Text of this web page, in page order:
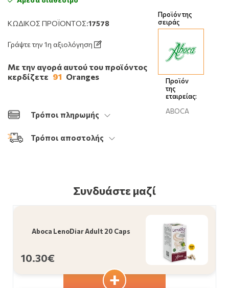
ΚΩΔΙΚΌΣ ΠΡΟΪΌΝΤΟΣ:17578
Γράψτε την 1η αξιολόγηση
Με την αγορά αυτού του προϊόντος
κερδίζετε 91 Oranges
Τρόποι πληρωμής
Τρόποι αποστολής
Προϊόν της
σειράς
Προϊόν
της
εταιρείας:
ABOCA
Συνδυάστε μαζί
Aboca LenoDiar Adult 20 Caps
10.30€